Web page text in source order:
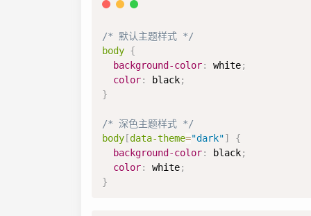
/* 默认主题样式 */
body {
background-color: white;
color: black;
}
/* 深色主题样式 */
body [data-theme="dark"]
{
background-color: black;
color: white;
}